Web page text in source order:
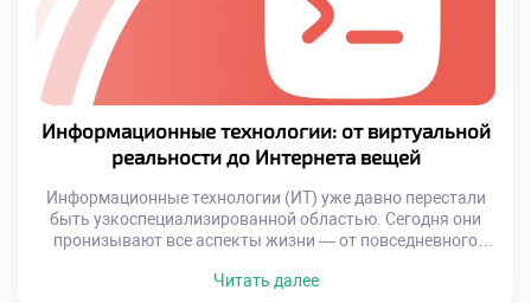
Информационные технологии: от виртуальной
реальности до Интернета вещей
Информационные технологии (ИТ) уже давно перестали
быть узкоспециализированной областью. Сегодня они
пронизывают все аспекты жизни — от повседневного
развитием цифровых решений меняется не только то, как
Читать далее